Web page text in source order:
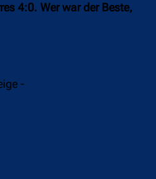
4:0. Wer war der Beste,
-